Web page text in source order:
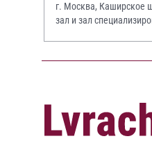
г. Москва, Каширское
зал и зал